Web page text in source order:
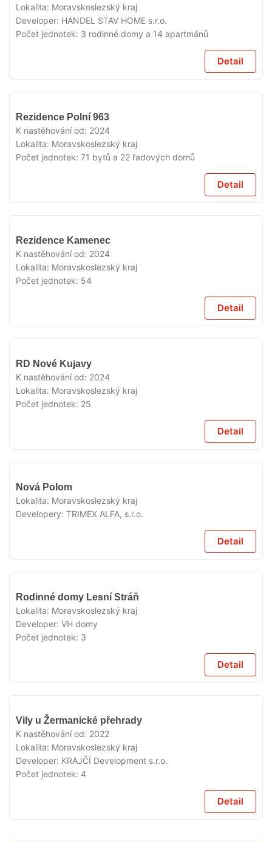
Lokalita: Moravskoslezský kraj
Developer: HANDEL STAV HOME s.r.o.
Počet jednotek: 3 rodinné domy a 14 apartmánů
Detail
Rezidence Polní 963
K nastěhování od: 2024
Lokalita: Moravskoslezský kraj
Počet jednotek: 71 bytů a 22 řadových domů
Detail
Rezidence Kamenec
K nastěhování od: 2024
Lokalita: Moravskoslezský kraj
Počet jednotek: 54
Detail
RD Nové Kujavy
K nastěhování od: 2024
Lokalita: Moravskoslezský kraj
Počet jednotek: 25
Detail
Nová Polom
Lokalita: Moravskoslezský kraj
Developery: TRIMEX ALFA, s.r.o.
Detail
Rodinné domy Lesní Stráň
Lokalita: Moravskoslezský kraj
Developer: VH domy
Počet jednotek: 3
Detail
Vily u Žermanické přehrady
K nastěhování od: 2022
Lokalita: Moravskoslezský kraj
Developer: KRAJČÍ Development s.r.o.
Počet jednotek: 4
Detail